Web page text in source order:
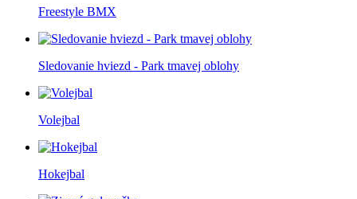
Freestyle BMX
Sledovanie hviezd - Park tmavej oblohy
Volejbal
Hokejbal